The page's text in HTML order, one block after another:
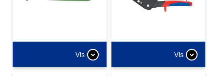
Vis Vis